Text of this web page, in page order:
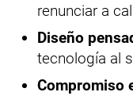
renunciar a
Diseño
tecnología al
Compromiso